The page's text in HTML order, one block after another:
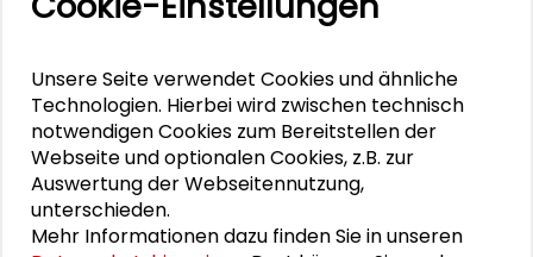
DOWNLOADS
Bericht zu Sommercamp 2021 (PDF)
Aufruf zur Bewerbung Sommercamp 2021
Präsentation RaumTeiler*innen
Unsere Seite verwendet Cookies und ähnliche
Technologien. Hierbei wird zwischen technisch
notwendigen Cookies zum Bereitstellen der
Webseite und optionalen Cookies, z.B. zur
Auswertung der Webseitennutzung,
unterschieden.
Mehr Informationen dazu finden Sie in unseren